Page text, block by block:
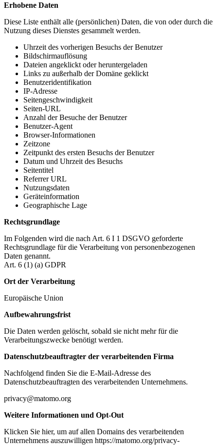
Erhobene Daten
Diese Liste enthält alle (persönlichen) Daten, die von oder durch die
Nutzung dieses Dienstes gesammelt werden.
Uhrzeit des vorherigen Besuchs der Benutzer
Bildschirmauflösung
Dateien angeklickt oder heruntergeladen
Links zu außerhalb der Domäne geklickt
Benutzeridentifikation
IP-Adresse
Seitengeschwindigkeit
Seiten-URL
Anzahl der Besuche der Benutzer
Benutzer-Agent
Browser-Informationen
Zeitzone
Zeitpunkt des ersten Besuchs der Benutzer
Datum und Uhrzeit des Besuchs
Seitentitel
Referrer URL
Nutzungsdaten
Geräteinformation
Geographische Lage
Rechtsgrundlage
Im Folgenden wird die nach Art. 6 I 1 DSGVO geforderte
Rechtsgrundlage für die Verarbeitung von personenbezogenen
Daten genannt.
Art. 6 (1) (a) GDPR
Ort der Verarbeitung
Europäische Union
Aufbewahrungsfrist
Die Daten werden gelöscht, sobald sie nicht mehr für die
Verarbeitungszwecke benötigt werden.
Datenschutzbeauftragter der verarbeitenden Firma
Nachfolgend finden Sie die E-Mail-Adresse des
Datenschutzbeauftragten des verarbeitenden Unternehmens.
privacy@matomo.org
Weitere Informationen und Opt-Out
Klicken Sie hier, um auf allen Domains des verarbeitenden
Unternehmens auszuwilligen https://matomo.org/privacy-